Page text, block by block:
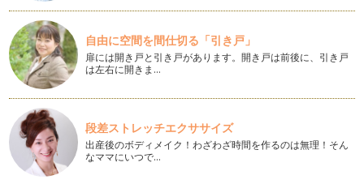
ママが旅行を楽しむためのパッキング
夏の旅行シーズン前に、旅先でストレスなく楽しむためのパ
ッキングを紹介したいと思…
聞き上手はマナー美人
暖かい季節になり、公園デビューを始めるにはいい季節です
ね。幼稚園、保育園のママは、新学期が…
招かれた時のマナー 素敵なママになるコツ
ママになると、お友だちのお宅へお邪魔したりと、お子様を通
じてお招きいただく機会が増えません…
自由に空間を間仕切る「引き戸」
扉には開き戸と引き戸があります。開き戸は前後に、引き戸
は左右に開きま…
段差ストレッチエクササイズ
出産後のボディメイク！わざわざ時間を作るのは無理！そん
なママにいつで…